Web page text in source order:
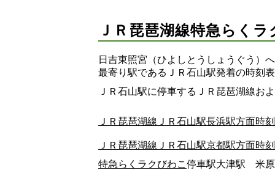
ＪＲ琵琶湖線特急らく
日吉東照宮（ひよしとうしょうぐう）
最寄り駅であるＪＲ石山駅発着の時刻
ＪＲ石山駅に停車するＪＲ琵琶湖線お
ＪＲ琵琶湖線ＪＲ石山駅長浜駅方面時
ＪＲ琵琶湖線ＪＲ石山駅京都駅方面時
特急らくラクびわこ 停車駅大津駅 米原